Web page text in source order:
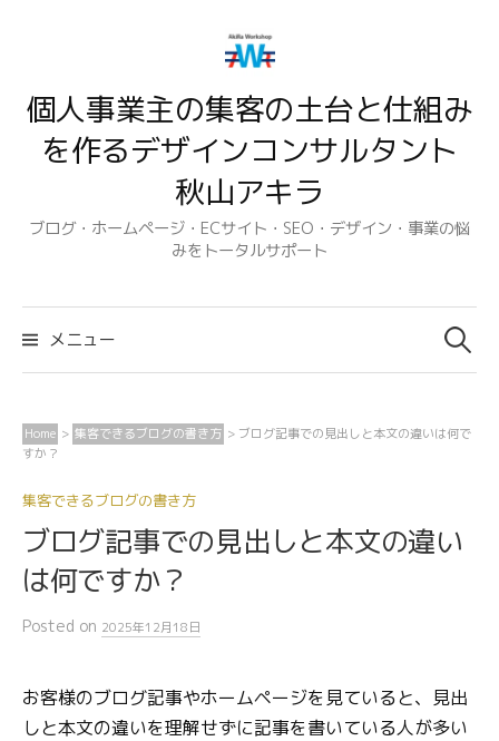
ン
キ
個人事業主の集客の土台と仕組み
を作るデザインコンサルタント
秋山アキラ
ブログ・ホームページ・ECサイト・SEO・デザイン・事業の悩
みをトータルサポート
メニュー
検
索:
Home > 集客できるブログの書き方 > ブログ記事での見出しと本文の違いは何で
すか？
集客できるブログの書き方
ブログ記事での見出しと本文の違い
は何ですか？
Posted on 2025年12月18日
お客様のブログ記事やホームページを見ていると、見出
しと本文の違いを理解せずに記事を書いている人が多い